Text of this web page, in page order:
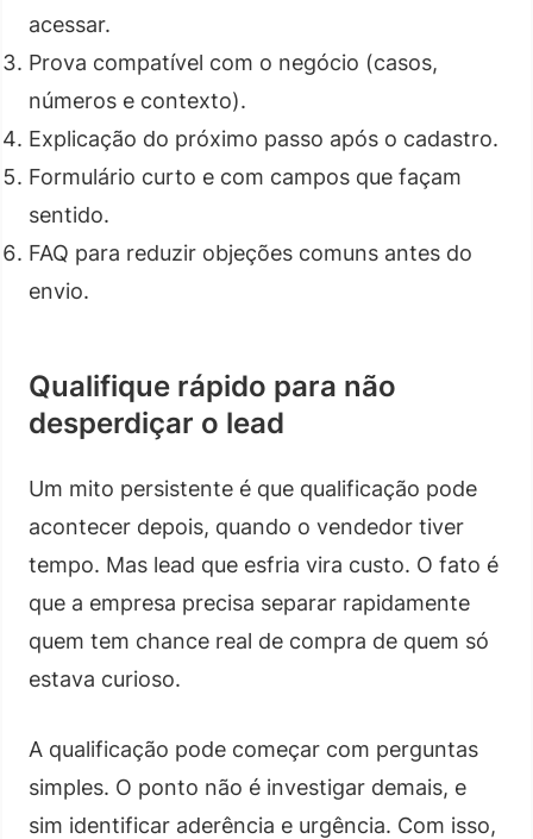
acessar.
Prova compatível com o negócio (casos,
números e contexto).
Explicação do próximo passo após o cadastro.
Formulário curto e com campos que façam
sentido.
FAQ para reduzir objeções comuns antes do
envio.
Qualifique rápido para não
desperdiçar o lead
Um mito persistente é que qualificação pode
acontecer depois, quando o vendedor tiver
tempo. Mas lead que esfria vira custo. O fato é
que a empresa precisa separar rapidamente
quem tem chance real de compra de quem só
estava curioso.
A qualificação pode começar com perguntas
simples. O ponto não é investigar demais, e
sim identificar aderência e urgência. Com isso,